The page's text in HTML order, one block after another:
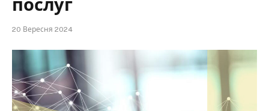
послуг
20 Вересня 2024